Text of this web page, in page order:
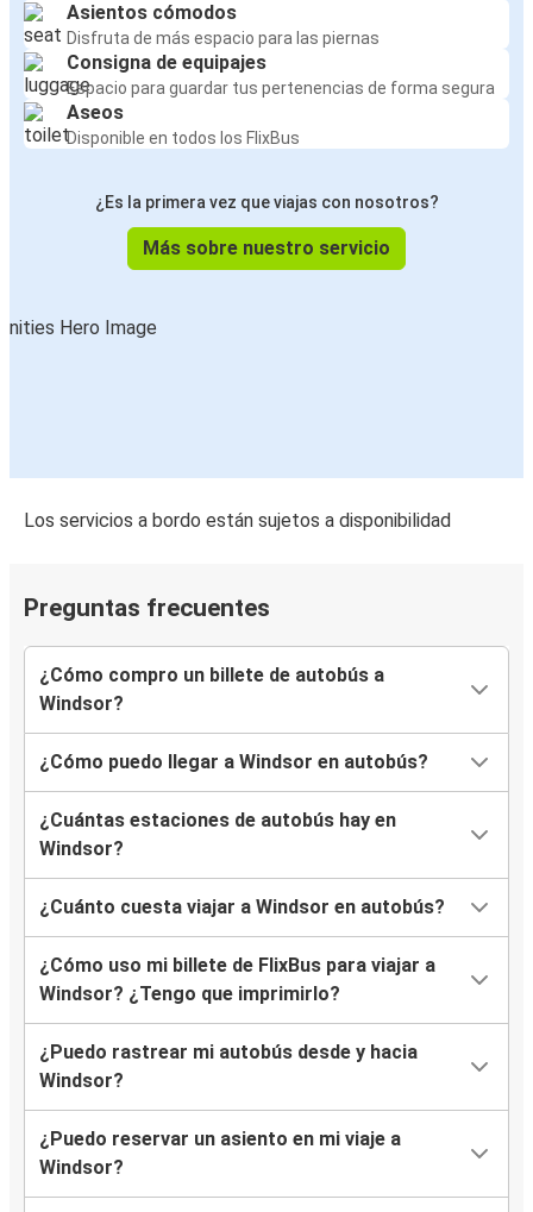
Asientos cómodos
Disfruta de más espacio para las piernas
Consigna de equipajes
Espacio para guardar tus pertenencias de forma segura
Aseos
Disponible en todos los FlixBus
¿Es la primera vez que viajas con nosotros?
Más sobre nuestro servicio
Los servicios a bordo están sujetos a disponibilidad
Preguntas frecuentes
¿Cómo compro un billete de autobús a
Windsor?
¿Cómo puedo llegar a Windsor en autobús?
¿Cuántas estaciones de autobús hay en
Windsor?
¿Cuánto cuesta viajar a Windsor en autobús?
¿Cómo uso mi billete de FlixBus para viajar a
Windsor? ¿Tengo que imprimirlo?
¿Puedo rastrear mi autobús desde y hacia
Windsor?
¿Puedo reservar un asiento en mi viaje a
Windsor?